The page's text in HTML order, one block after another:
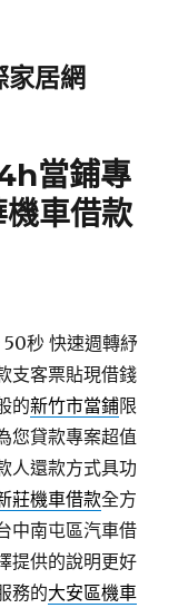
居網
當鋪專
車借款
50秒快速週轉紓
支客票貼現借錢
的新竹市當鋪限
您貸款專案超值
人還款方式具功
莊機車借款全方
中南屯區汽車借
提供的說明更好
務的大安區機車